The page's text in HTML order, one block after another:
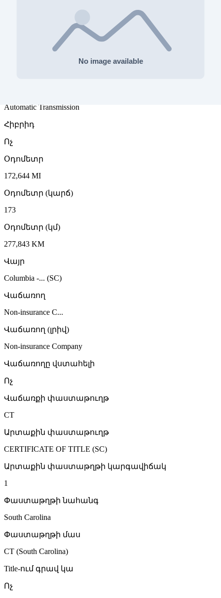
Վառելիքի տեսակ
Automatic Transmission
Հիբրիդ
Ոչ
Օդոմետր
172,644 MI
Օդոմետր (կարճ)
173
Օդոմետր (կմ)
277,843 KM
Վայր
Columbia -... (SC)
Վաճառող
Non-insurance C...
Վաճառող (լրիվ)
Non-insurance Company
Վաճառողը վստահելի
Ոչ
Վաճառքի փաստաթուղթ
CT
Արտաքին փաստաթուղթ
CERTIFICATE OF TITLE (SC)
Արտաքին փաստաթղթի կարգավիճակ
1
Փաստաթղթի նահանգ
South Carolina
Փաստաթղթի մաս
CT (South Carolina)
Title-ում գրավ կա
Ոչ